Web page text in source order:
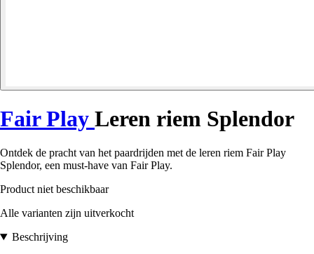
Fair Play Leren riem Splendor
Ontdek de pracht van het paardrijden met de leren riem Fair Play
Splendor, een must-have van Fair Play.
Product niet beschikbaar
Alle varianten zijn uitverkocht
Beschrijving